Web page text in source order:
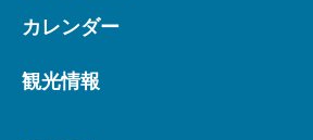
カレンダー
観光情報